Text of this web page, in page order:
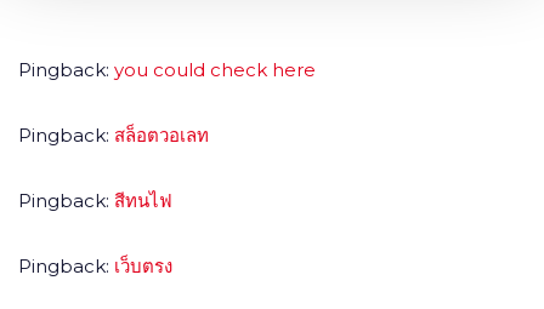
Pingback: you could check here
Pingback: สล็อตวอเลท
Pingback: สีทนไฟ
Pingback: เว็บตรง